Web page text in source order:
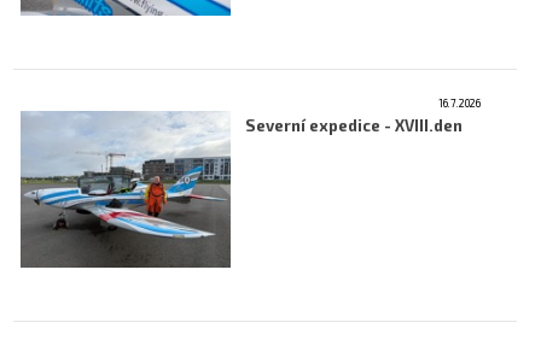
16.7.2026
Severní expedice - XVIII.den